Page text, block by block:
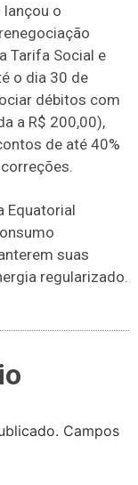
lançou o
Tarifa Social e
o dia 30 de
débitos com
a R$ 200,00),
de até 40%
Equatorial
suas
regularizado.
Campos